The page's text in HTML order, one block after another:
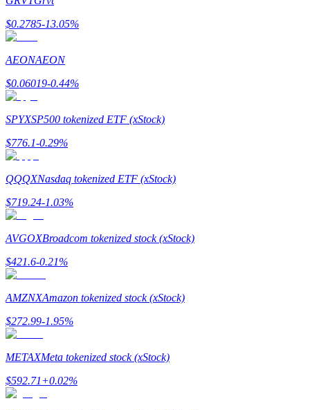
Earn
Lợi nhuận cao và truy cập ngay lập tức
$0.2785-13.05%
AEONAEON
$0.06019-0.44%
SPYXSP500 tokenized ETF (xStock)
$776.1-0.29%
QQQXNasdaq tokenized ETF (xStock)
$719.24-1.03%
AVGOXBroadcom tokenized stock (xStock)
$421.6-0.21%
AMZNXAmazon tokenized stock (xStock)
$272.99-1.95%
METAXMeta tokenized stock (xStock)
$592.71+0.02%